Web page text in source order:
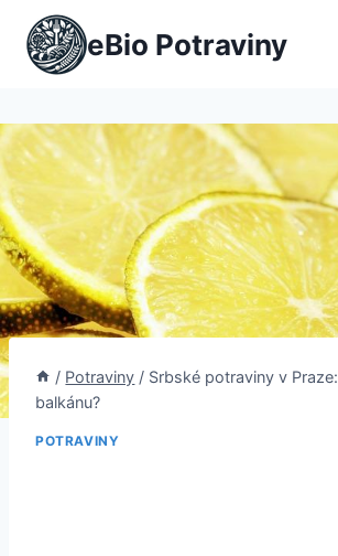
Přeskočit
obsah
eBio Potraviny
/ Potraviny / Srbské potraviny v
balkánu?
POTRAVINY